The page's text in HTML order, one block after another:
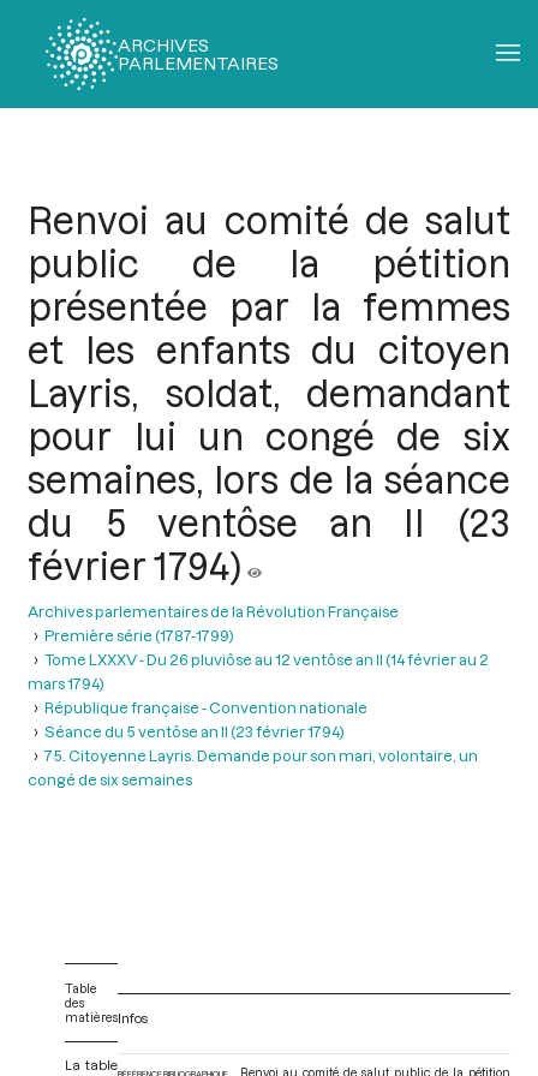
ARCHIVES
PARLEMENTAIRES
Renvoi au comité de salut
public de la pétition
présentée par la femmes
et les enfants du citoyen
Layris, soldat, demandant
pour lui un congé de six
semaines, lors de la séance
du 5 ventôse an II (23
février 1794)
Archives parlementaires de la Révolution Française
Première série (1787-1799)
Tome LXXXV - Du 26 pluviôse au 12 ventôse an II (14 février au 2
mars 1794)
République française - Convention nationale
Séance du 5 ventôse an II (23 février 1794)
75. Citoyenne Layris. Demande pour son mari, volontaire, un
congé de six semaines
Table
des
matières
La table
Infos
RÉFÉRENCE BIBLIOGRAPHIQUE
Renvoi au comité de salut public de la pétition